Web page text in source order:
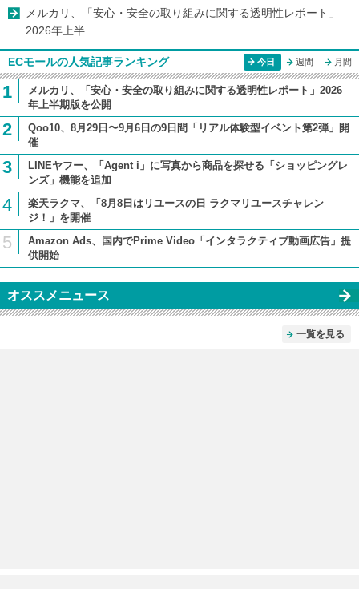
メルカリ、「安心・安全の取り組みに関する透明性レポート」
2026年上半...
ECモールの人気記事ランキング 今日 週間 月間
1
メルカリ、「安心・安全の取り組みに関する透明性レポート」2026
年上半期版を公開
2
Qoo10、8月29日〜9月6日の9日間「リアル体験型イベント第2弾」開
催
3
LINEヤフー、「Agent i」に写真から商品を探せる「ショッピングレ
ンズ」機能を追加
4
楽天ラクマ、「8月8日はリユースの日 ラクマリユースチャレン
ジ！」を開催
5
Amazon Ads、国内でPrime Video「インタラクティブ動画広告」提
供開始
オススメニュース
一覧を見る